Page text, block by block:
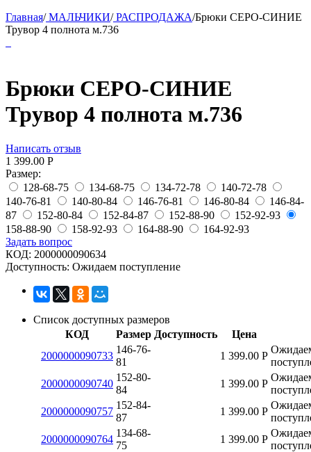
Главная/МАЛЬЧИКИ/РАСПРОДАЖА/Брюки СЕРО-СИНИЕ
Трувор 4 полнота м.736
Брюки СЕРО-СИНИЕ
Трувор 4 полнота м.736
Написать отзыв
1 399.00 Р
Размер:
128-68-75
134-68-75 134-72-78
140-72-78
140-76-81
140-80-84 146-76-81 146-80-84
146-84-
87
152-80-84 152-84-87 152-88-90
152-92-93
158-88-90
158-92-93 164-88-90
164-92-93
Задать вопрос
КОД: 2000000090634
Доступность: Ожидаем поступление
Список доступных размеров
КОД
Размер Доступность
Цена
2000000090733
146-76-
81
1 399.00 Р
2000000090740
152-80-
84
1 399.00 Р
2000000090757
152-84-
87
1 399.00 Р
2000000090764
134-68-
75
1 399.00 Р